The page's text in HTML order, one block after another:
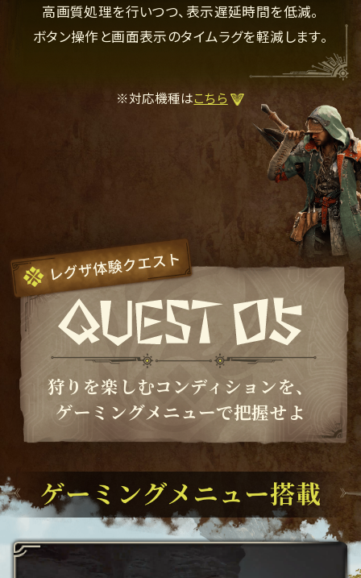
高画質処理を行いつつ、表示遅延時間を低減。
ボタン操作と画面表示のタイムラグを軽減します。
※対応機種はこちら
狩りを楽しむコンディションを、
ゲーミングメニューで把握せよ